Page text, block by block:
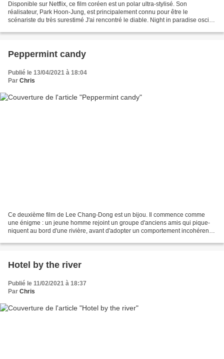
Disponible sur Netflix, ce film coréen est un polar ultra-stylisé. Son
réalisateur, Park Hoon-Jung, est principalement connu pour être le
scénariste du très surestimé J'ai rencontré le diable. Night in paradise oscille
Peppermint candy
Publié le 13/04/2021 à 18:04
Par Chris
Ce deuxième film de Lee Chang-Dong est un bijou. Il commence comme
une énigme : un jeune homme rejoint un groupe d'anciens amis qui pique-
niquent au bord d'une rivière, avant d'adopter un comportement incohérent
Hotel by the river
Publié le 11/02/2021 à 18:37
Par Chris